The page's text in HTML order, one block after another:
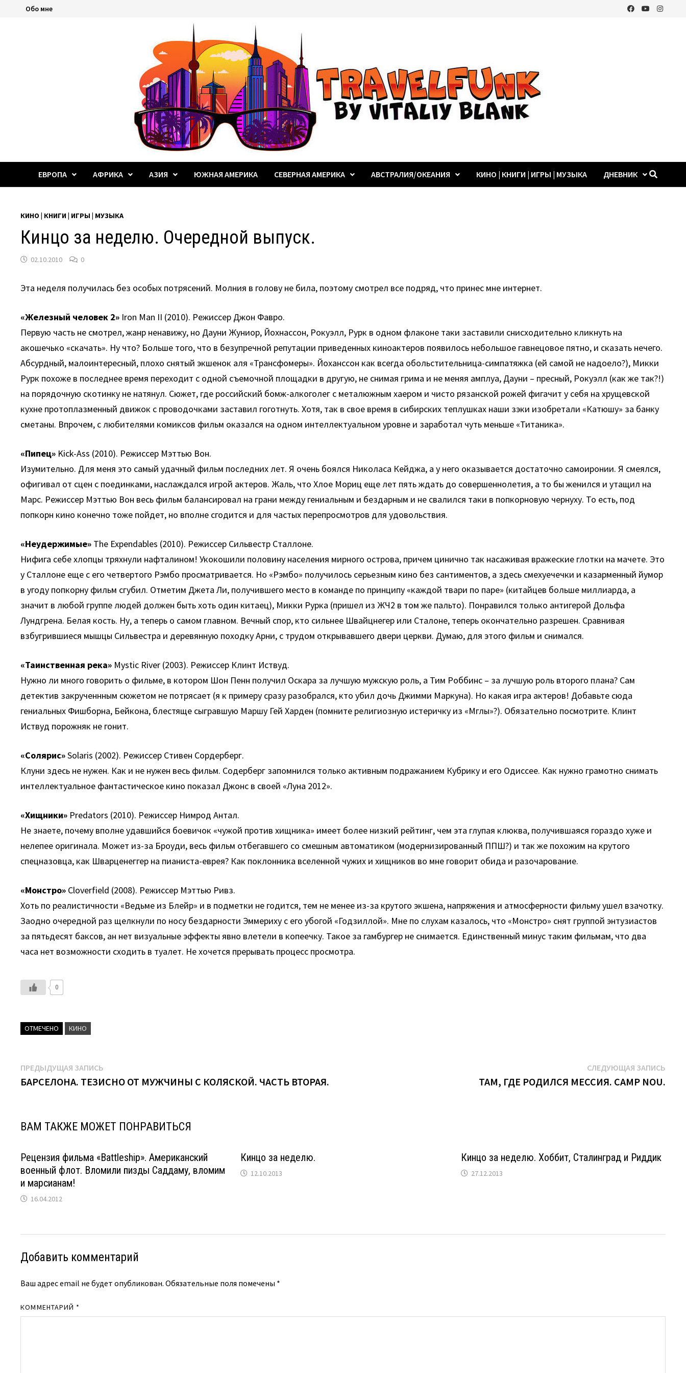
ПерейтиОбо мне
ЕВРОПА АФРИКА АЗИЯ ЮЖНАЯ АМЕРИКА СЕВЕРНАЯ АМЕРИКА АВСТРАЛИЯ/ОКЕАНИЯ КИНО | КНИГИ | ИГРЫ | МУЗЫКА ДНЕВНИК
КИНО | КНИГИ | ИГРЫ | МУЗЫКА
Кинцо за неделю. Очередной выпуск.
02.10.2010 0
Эта неделя получилась без особых потрясений. Молния в голову не била, поэтому смотрел все подряд, что принес мне интернет.
«Железный человек 2» Iron Man II (2010). Режиссер Джон Фавро.
Первую часть не смотрел, жанр ненавижу, но Дауни Жуниор, Йохнассон, Рокуэлл, Рурк в одном флаконе таки заставили снисходительно кликнуть на
акошечько «скачать». Ну что? Больше того, что в безупречной репутации приведенных киноактеров появилось небольшое гавнецовое пятно, и сказать нечего.
Абсурдный, малоинтересный, плохо снятый экшенок аля «Трансфомеры». Йоханссон как всегда обольстительница-симпатяжка (ей самой не надоело?), Микки
Рурк похоже в последнее время переходит с одной съемочной площадки в другую, не снимая грима и не меняя амплуа, Дауни – пресный, Рокуэлл (как же так?!)
на порядочную скотинку не натянул. Сюжет, где российский бомж-алкоголег с металюжным хаером и чисто рязанской рожей фигачит у себя на хрущевской
кухне протоплазменный движок с проводочками заставил гоготнуть. Хотя, так в свое время в сибирских теплушках наши зэки изобретали «Катюшу» за банку
сметаны. Впрочем, с любителями комиксов фильм оказался на одном интеллектуальном уровне и заработал чуть меньше «Титаника».
«Пипец» Kick-Ass (2010). Режиссер Мэттью Вон.
Изумительно. Для меня это самый удачный фильм последних лет. Я очень боялся Николаса Кейджа, а у него оказывается достаточно самоиронии. Я смеялся,
офигивал от сцен с поединками, наслаждался игрой актеров. Жаль, что Хлое Мориц еще лет пять ждать до совершеннолетия, а то бы женился и утащил на
Марс. Режиссер Мэттью Вон весь фильм балансировал на грани между гениальным и бездарным и не свалился таки в попкорновую чернуху. То есть, под
попкорн кино конечно тоже пойдет, но вполне сгодится и для частых перепросмотров для удовольствия.
«Неудержимые» The Expendables (2010). Режиссер Сильвестр Сталлоне.
Нифига себе хлопцы тряхнули нафталином! Укокошили половину населения мирного острова, причем цинично так насаживая вражеские глотки на мачете. Это
у Сталлоне еще с его четвертого Рэмбо просматривается. Но «Рэмбо» получилось серьезным кино без сантиментов, а здесь смехуечечки и казарменный йумор
в угоду попкорну фильм сгубил. Отметим Джета Ли, получившего место в команде по принципу «каждой твари по паре» (китайцев больше миллиарда, а
значит в любой группе людей должен быть хоть один китаец), Микки Рурка (пришел из ЖЧ2 в том же пальто). Понравился только антигерой Дольфа
Лундгрена. Белая кость. Ну, а теперь о самом главном. Вечный спор, кто сильнее Швайцнегер или Сталоне, теперь окончательно разрешен. Сравнивая
взбугрившиеся мышцы Сильвестра и деревянную походку Арни, с трудом открывавшего двери церкви. Думаю, для этого фильм и снимался.
«Таинственная река» Mystic River (2003). Режиссер Клинт Иствуд.
Нужно ли много говорить о фильме, в котором Шон Пенн получил Оскара за лучшую мужскую роль, а Тим Роббинс – за лучшую роль второго плана? Сам
детектив закрученнным сюжетом не потрясает (я к примеру сразу разобрался, кто убил дочь Джимми Маркуна). Но какая игра актеров! Добавьте сюда
гениальных Фишборна, Бейкона, блестяще сыгравшую Маршу Гей Харден (помните религиозную истеричку из «Мглы»?). Обязательно посмотрите. Клинт
Иствуд порожняк не гонит.
«Солярис»Solaris (2002). Режиссер Стивен Сордерберг.
Клуни здесь не нужен. Как и не нужен весь фильм. Содерберг запомнился только активным подражанием Кубрику и его Одиссее. Как нужно грамотно снимать
интеллектуальное фантастическое кино показал Джонс в своей «Луна 2012».
«Хищники» Predators (2010). Режиссер Нимрод Антал.
Не знаете, почему вполне удавшийся боевичок «чужой против хищника» имеет более низкий рейтинг, чем эта глупая клюква, получившаяся гораздо хуже и
нелепее оригинала. Может из-за Броуди, весь фильм отбегавшего со смешным автоматиком (модернизированный ППШ?) и так же похожим на крутого
спецназовца, как Шварценеггер на пианиста-еврея? Как поклонника вселенной чужих и хищников во мне говорит обида и разочарование.
«Монстро» Cloverfield (2008). Режиссер Мэттью Ривз.
Хоть по реалистичности «Ведьме из Блейр» и в подметки не годится, тем не менее из-за крутого экшена, напряжения и атмосферности фильму ушел взачотку.
Заодно очередной раз щелкнули по носу бездарности Эммериху с его убогой «Годзиллой». Мне по слухам казалось, что «Монстро» снят группой энтузиастов
за пятьдесят баксов, ан нет визуальные эффекты явно влетели в копеечку. Такое за гамбургер не снимается. Единственный минус таким фильмам, что два
часа нет возможности сходить в туалет. Не хочется прерывать процесс просмотра.
0
ОТМЕЧЕНО КИНО
Навигация
по
ПРЕДЫДУЩАЯ ЗАПИСЬ
запись:
БАРСЕЛОНА. ТЕЗИСНО ОТ МУЖЧИНЫ С КОЛЯСКОЙ. ЧАСТЬ ВТОРАЯ.
СЛЕДУЮЩАЯ ЗАПИСЬ
ТАМ, ГДЕ РОДИЛСЯ МЕССИЯ. CAMP NOU.
ВАМ ТАКЖЕ МОЖЕТ ПОНРАВИТЬСЯ
Рецензия фильма «Battleship». Американский
военный флот. Вломили пизды Саддаму, вломим
и марсианам!
16.04.2012
Кинцо за неделю.
12.10.2013
Кинцо за неделю. Хоббит, Сталинград и Риддик
27.12.2013
Добавить комментарий
Ваш адрес email не будет опубликован. Обязательные поля помечены *
КОММЕНТАРИЙ *